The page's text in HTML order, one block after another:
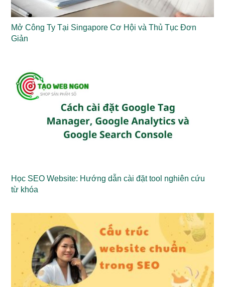
Mở Công Ty Tại Singapore Cơ Hội và Thủ Tục Đơn
Giản
Học SEO Website: Hướng dẫn cài đặt tool nghiên cứu
từ khóa